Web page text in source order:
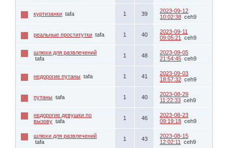
куртизанки tafa 1 39
2023-09-12
10:02:38 ceh9
реальные проститутки tafa 1 40
2023-09-11
09:05:21
ceh9
шлюxи для развлечений
tafa
1 48
2023-09-05
21:54:45 ceh9
недорогие путaны tafa 1 41
2023-09-03
18:57:32 ceh9
путаны tafa 1 40
2023-08-29
11:22:33 ceh9
недорогие девушки по
вызову tafa 1 46
2023-08-23
09:19:18 ceh9
шлюxи для развлечений
tafa
1 43
2023-08-15
12:02:11
ceh9